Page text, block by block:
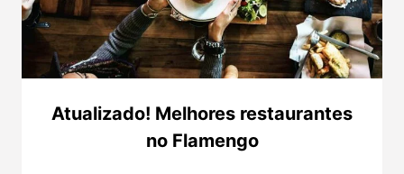
Atualizado! Melhores restaurantes
no Flamengo